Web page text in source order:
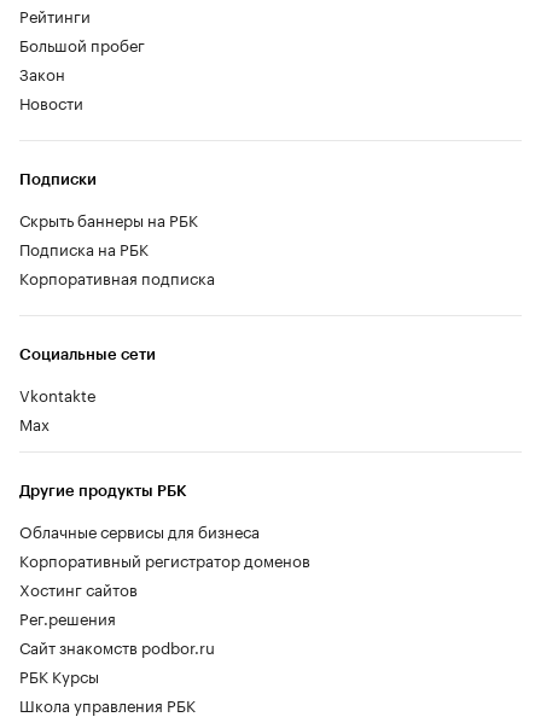
Рейтинги
Большой пробег
Закон
Новости
Социальные сети
Vkontakte
Max
Другие продукты РБК
Облачные сервисы для бизнеса
Корпоративный регистратор доменов
Хостинг сайтов
Рег.решения
Сайт знакомств podbor.ru
РБК Курсы
Школа управления РБК
Подписки
Скрыть баннеры на РБК
Подписка на РБК
Корпоративная подписка